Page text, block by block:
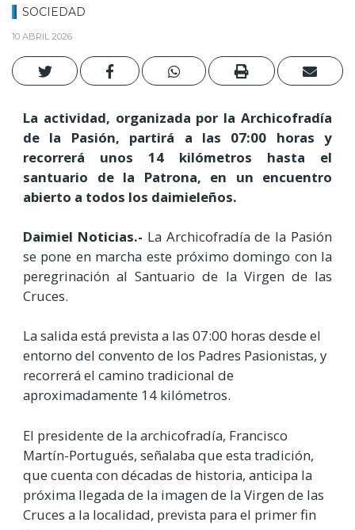
SOCIEDAD
10 ABRIL 2026
La actividad, organizada por la Archicofradía
de la Pasión, partirá a las 07:00 horas y
recorrerá unos 14 kilómetros hasta el
santuario de la Patrona, en un encuentro
abierto a todos los daimieleños.
Daimiel Noticias.- La Archicofradía de la Pasión
se pone en marcha este próximo domingo con la
peregrinación al Santuario de la Virgen de las
Cruces.
La salida está prevista a las 07:00 horas desde el
entorno del convento de los Padres Pasionistas, y
recorrerá el camino tradicional de
aproximadamente 14 kilómetros.
El presidente de la archicofradía, Francisco
Martín-Portugués, señalaba que esta tradición,
que cuenta con décadas de historia, anticipa la
próxima llegada de la imagen de la Virgen de las
Cruces a la localidad, prevista para el primer fin